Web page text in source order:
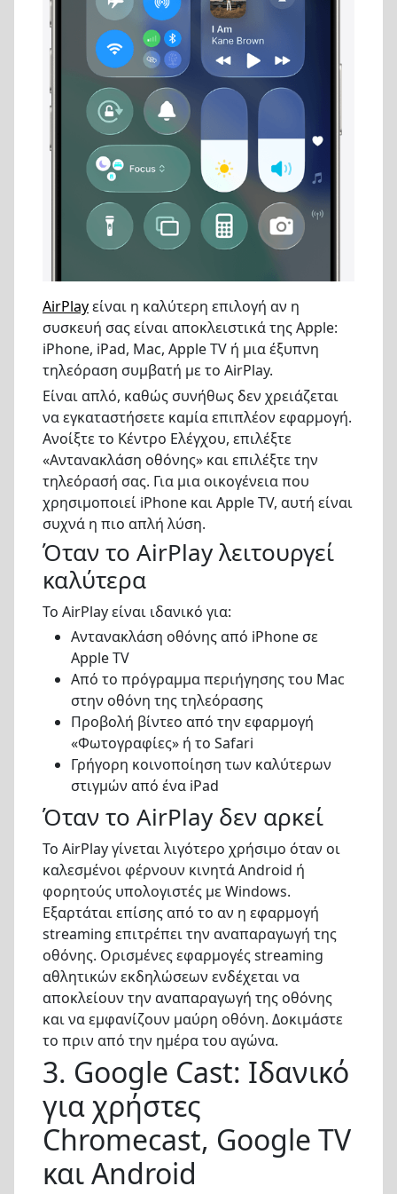
AirPlayείναι η καλύτερη επιλογή αν η
συσκευή σας είναι αποκλειστικά της Apple:
iPhone, iPad, Mac, Apple TV ή μια έξυπνη
τηλεόραση συμβατή με το AirPlay.
Είναι απλό, καθώς συνήθως δεν χρειάζεται
να εγκαταστήσετε καμία επιπλέον εφαρμογή.
Ανοίξτε το Κέντρο Ελέγχου, επιλέξτε
«Αντανακλάση οθόνης» και επιλέξτε την
τηλεόρασή σας. Για μια οικογένεια που
χρησιμοποιεί iPhone και Apple TV, αυτή είναι
συχνά η πιο απλή λύση.
Όταν το AirPlay λειτουργεί
καλύτερα
Το AirPlay είναι ιδανικό για:
Αντανακλάση οθόνης από iPhone σε
Apple TV
Από το πρόγραμμα περιήγησης του Mac
στην οθόνη της τηλεόρασης
Προβολή βίντεο από την εφαρμογή
«Φωτογραφίες» ή το Safari
Γρήγορη κοινοποίηση των καλύτερων
στιγμών από ένα iPad
Όταν το AirPlay δεν αρκεί
Το AirPlay γίνεται λιγότερο χρήσιμο όταν οι
καλεσμένοι φέρνουν κινητά Android ή
φορητούς υπολογιστές με Windows.
Εξαρτάται επίσης από το αν η εφαρμογή
streaming επιτρέπει την αναπαραγωγή της
οθόνης. Ορισμένες εφαρμογές streaming
αθλητικών εκδηλώσεων ενδέχεται να
αποκλείουν την αναπαραγωγή της οθόνης
και να εμφανίζουν μαύρη οθόνη. Δοκιμάστε
το πριν από την ημέρα του αγώνα.
3. Google Cast: Ιδανικό
για χρήστες
Chromecast, Google TV
και Android